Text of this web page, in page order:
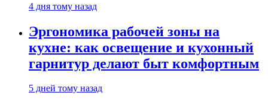
4 дня тому назад
Эргономика рабочей зоны на
кухне: как освещение и кухонный
гарнитур делают быт комфортным
5 дней тому назад